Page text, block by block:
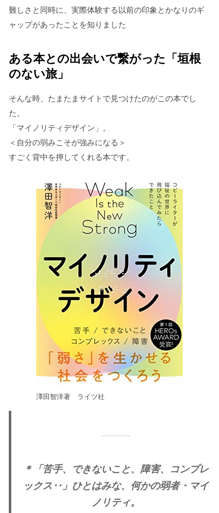
難しさと同時に、実際体験する以前の印象とかなりのギ
ャップがあったことを知りました
ある本との出会いで繋がった「垣根
のない旅」
そんな時、たまたまサイトで見つけたのがこの本でし
た。
「マイノリティデザイン」。
＜自分の弱みこそが強みになる＞
すごく背中を押してくれる本です。
澤田智洋著 ライツ社
＊「苦手、できないこと、障害、コンプレ
ックス‥」ひとはみな、何かの弱者・マイ
ノリティ。